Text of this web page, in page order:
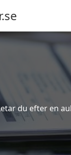
du efter en